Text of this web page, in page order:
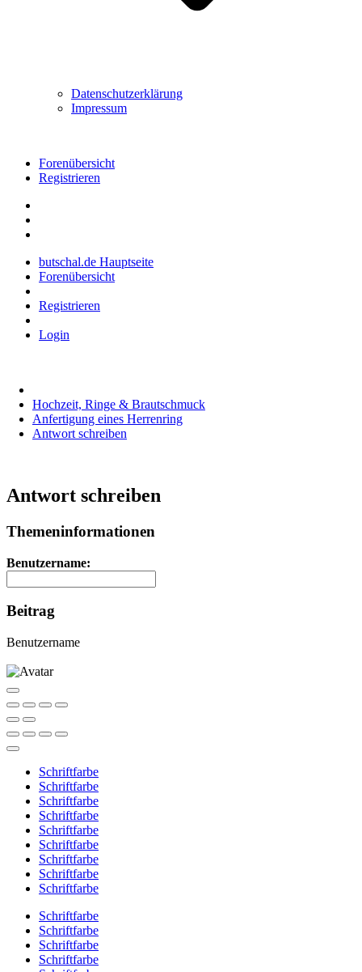
Datenschutzerklärung
Impressum
Forenübersicht
Registrieren
butschal.de Hauptseite
Forenübersicht
Registrieren
Login
Hochzeit, Ringe & Brautschmuck
Anfertigung eines Herrenring
Antwort schreiben
Antwort schreiben
Themeninformationen
Benutzername:
Beitrag
Benutzername
Schriftfarbe
Schriftfarbe
Schriftfarbe
Schriftfarbe
Schriftfarbe
Schriftfarbe
Schriftfarbe
Schriftfarbe
Schriftfarbe
Schriftfarbe
Schriftfarbe
Schriftfarbe
Schriftfarbe